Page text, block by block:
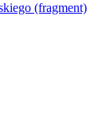
(fragment)